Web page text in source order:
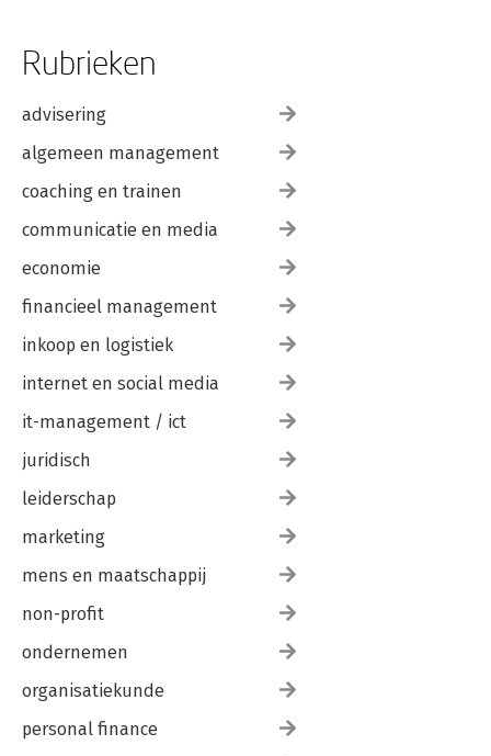
Rubrieken
advisering
algemeen management
coaching en trainen
communicatie en media
economie
financieel management
inkoop en logistiek
internet en social media
it-management / ict
juridisch
leiderschap
marketing
mens en maatschappij
non-profit
ondernemen
organisatiekunde
personal finance